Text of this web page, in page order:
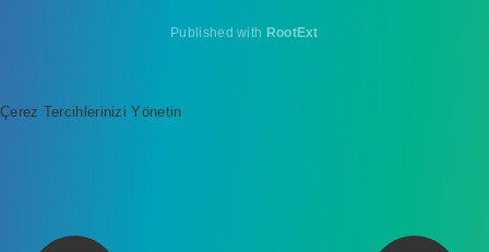
Published with RootExt
Çerez Tercihlerinizi Yönetin